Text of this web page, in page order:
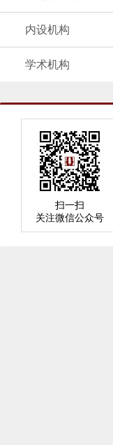
内设机构
学术机构
扫一扫
关注微信公众号